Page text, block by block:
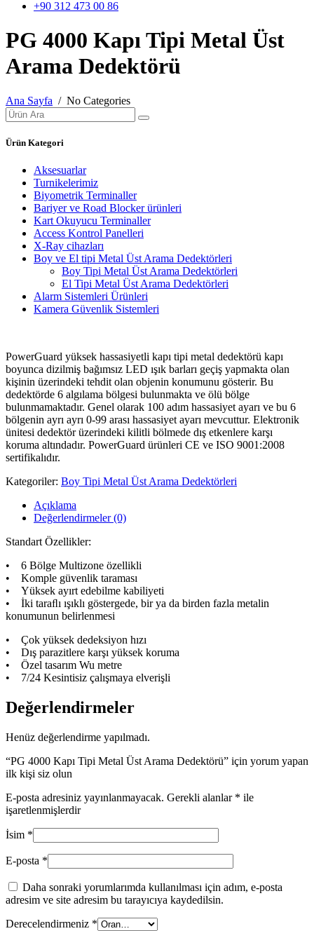
+90 312 473 00 86
PG 4000 Kapı Tipi Metal Üst
Arama Dedektörü
Ana Sayfa / No Categories
Ürün Kategori
Aksesuarlar
Turnikelerimiz
Biyometrik Terminaller
Bariyer ve Road Blocker ürünleri
Kart Okuyucu Terminaller
Access Kontrol Panelleri
X-Ray cihazları
Boy ve El tipi Metal Üst Arama Dedektörleri
Boy Tipi Metal Üst Arama Dedektörleri
El Tipi Metal Üst Arama Dedektörleri
Alarm Sistemleri Ürünleri
Kamera Güvenlik Sistemleri
PowerGuard yüksek hassasiyetli kapı tipi metal dedektörü kapı
boyunca dizilmiş bağımsız LED ışık barları geçiş yapmakta olan
kişinin üzerindeki tehdit olan objenin konumunu gösterir. Bu
dedektörde 6 algılama bölgesi bulunmakta ve ölü bölge
bulunmamaktadır. Genel olarak 100 adım hassasiyet ayarı ve bu 6
bölgenin ayrı ayrı 0-99 arası hassasiyet ayarı mevcuttur. Elektronik
ünitesi dedektör üzerindeki kilitli bölmede dış etkenlere karşı
koruma altındadır. PowerGuard ürünleri CE ve ISO 9001:2008
sertifikalıdır.
Kategoriler: Boy Tipi Metal Üst Arama Dedektörleri
Açıklama
Değerlendirmeler (0)
Standart Özellikler:
• 6 Bölge Multizone özellikli
• Komple güvenlik taraması
• Yüksek ayırt edebilme kabiliyeti
• İki taraﬂı ışıklı göstergede, bir ya da birden fazla metalin
konumunun belirlenmesi
• Çok yüksek dedeksiyon hızı
• Dış parazitlere karşı yüksek koruma
• Özel tasarım Wu metre
• 7/24 Kesintisiz çalışmaya elverişli
Değerlendirmeler
Henüz değerlendirme yapılmadı.
“PG 4000 Kapı Tipi Metal Üst Arama Dedektörü” için yorum yapan
ilk kişi siz olun
E-posta adresiniz yayınlanmayacak. Gerekli alanlar * ile
işaretlenmişlerdir
İsim *
E-posta *
Daha sonraki yorumlarımda kullanılması için adım, e-posta
adresim ve site adresim bu tarayıcıya kaydedilsin.
Derecelendirmeniz *